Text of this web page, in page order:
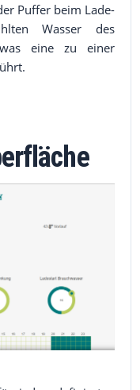
Puffer beim Lade-
Wasser des
was eine zu einer